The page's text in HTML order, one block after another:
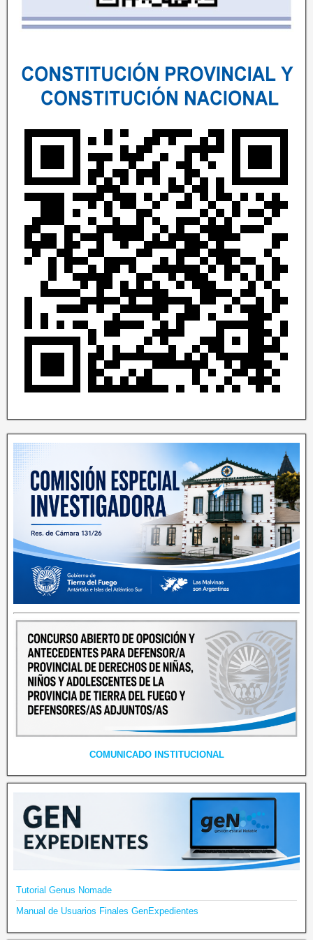
COMUNICADO INSTITUCIONAL
Tutorial Genus Nomade
Manual de Usuarios Finales GenExpedientes